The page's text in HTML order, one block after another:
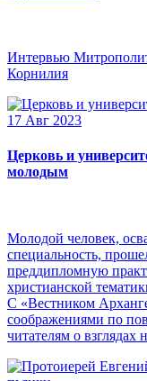
Интервью
Корнилия
17 Авг 2023
Церковь и
молодым
Молодой человек,
специальность,
преддипломную
христианской
С «Вестником
соображениями по
читателям о